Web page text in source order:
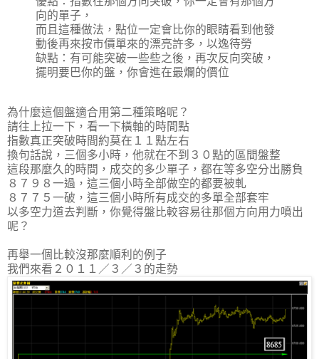
向的單子，
而且這種做法，點位一定會比你的眼睛看到他發
動後再來按市價單來的漂亮許多，以逸待勞
缺點：有可能突破一些些之後，再次反向突破，
擺明要巴你的盤，你會進在最爛的價位
為什麼這個盤適合用第二種策略呢？
請往上拉一下，看一下橫軸的時間點
指數真正突破時間約莫在１１點左右
換句話說，三個多小時，他就在不到３０點的區間盤整
這段那麼久的時間，成交的多少單子，都在等多空分出勝負
８７９８一過，這三個小時全部做空的都要被軋
８７７５一破，這三個小時所有成交的多單全部套牢
以多空力道去判斷，你覺得盤比較容易往那個方向用力噴出
呢？
再舉一個比較沒那麼順利的例子
我們來看２０１１／３／３的走勢